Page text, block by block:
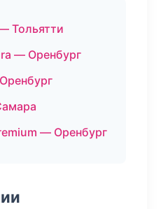
Тольятти
— Оренбург
— Оренбург